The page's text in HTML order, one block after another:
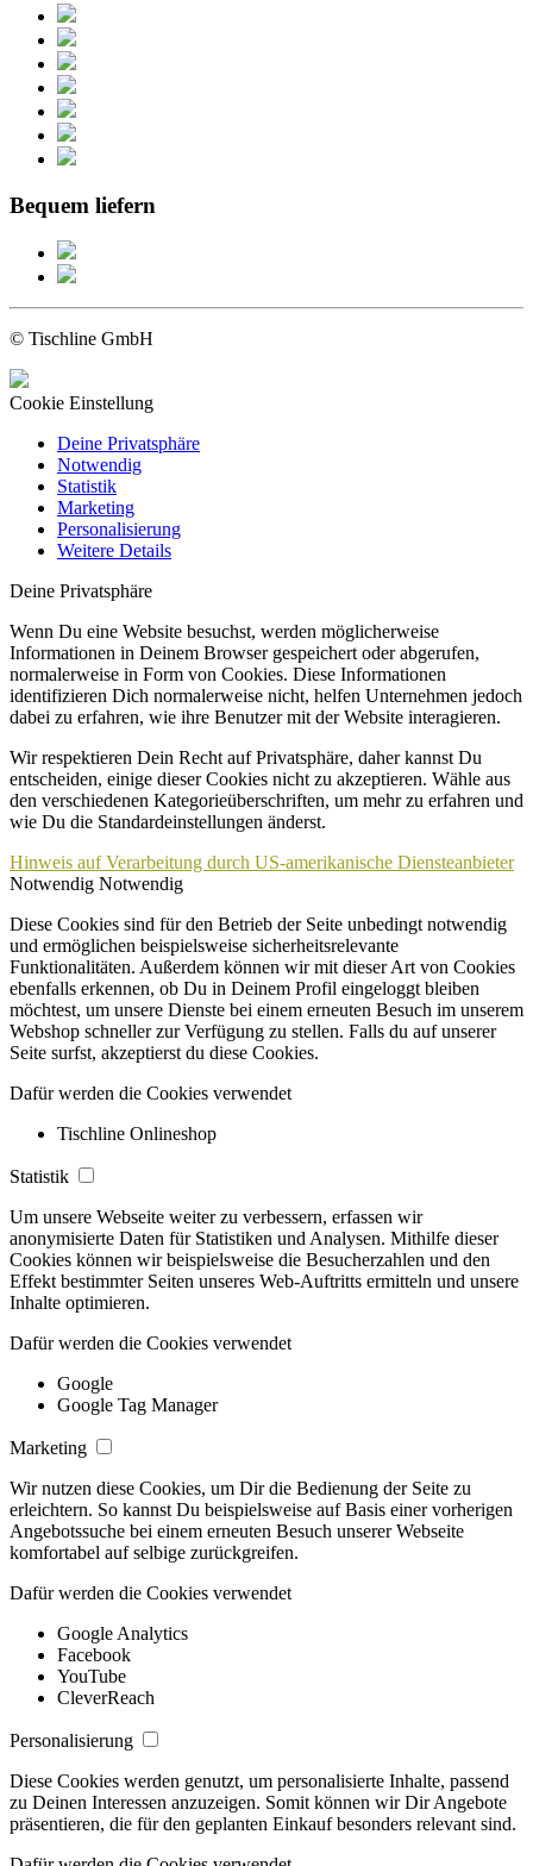
Bequem liefern
© Tischline GmbH
Cookie Einstellung
Deine Privatsphäre
Notwendig
Statistik
Marketing
Personalisierung
Weitere Details
Deine Privatsphäre
Wenn Du eine Website besuchst, werden möglicherweise
Informationen in Deinem Browser gespeichert oder abgerufen,
normalerweise in Form von Cookies. Diese Informationen
identifizieren Dich normalerweise nicht, helfen Unternehmen jedoch
dabei zu erfahren, wie ihre Benutzer mit der Website interagieren.
Wir respektieren Dein Recht auf Privatsphäre, daher kannst Du
entscheiden, einige dieser Cookies nicht zu akzeptieren. Wähle aus
den verschiedenen Kategorieüberschriften, um mehr zu erfahren und
wie Du die Standardeinstellungen änderst.
Hinweis auf Verarbeitung durch US-amerikanische Diensteanbieter
Notwendig Notwendig
Diese Cookies sind für den Betrieb der Seite unbedingt notwendig
und ermöglichen beispielsweise sicherheitsrelevante
Funktionalitäten. Außerdem können wir mit dieser Art von Cookies
ebenfalls erkennen, ob Du in Deinem Profil eingeloggt bleiben
möchtest, um unsere Dienste bei einem erneuten Besuch im unserem
Webshop schneller zur Verfügung zu stellen. Falls du auf unserer
Seite surfst, akzeptierst du diese Cookies.
Dafür werden die Cookies verwendet
Tischline Onlineshop
Statistik
Um unsere Webseite weiter zu verbessern, erfassen wir
anonymisierte Daten für Statistiken und Analysen. Mithilfe dieser
Cookies können wir beispielsweise die Besucherzahlen und den
Effekt bestimmter Seiten unseres Web-Auftritts ermitteln und unsere
Inhalte optimieren.
Dafür werden die Cookies verwendet
Google
Google Tag Manager
Marketing
Wir nutzen diese Cookies, um Dir die Bedienung der Seite zu
erleichtern. So kannst Du beispielsweise auf Basis einer vorherigen
Angebotssuche bei einem erneuten Besuch unserer Webseite
komfortabel auf selbige zurückgreifen.
Dafür werden die Cookies verwendet
Google Analytics
Facebook
YouTube
CleverReach
Personalisierung
Diese Cookies werden genutzt, um personalisierte Inhalte, passend
zu Deinen Interessen anzuzeigen. Somit können wir Dir Angebote
präsentieren, die für den geplanten Einkauf besonders relevant sind.